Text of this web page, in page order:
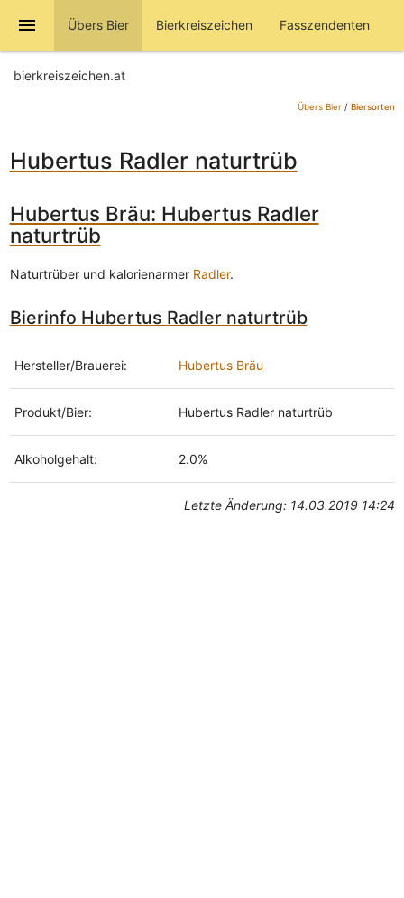
menu Übers Bier Bierkreiszeichen Fasszendenten
bierkreiszeichen.at
Übers Bier/ Biersorten
Hubertus Radler naturtrüb
Hubertus Bräu: Hubertus Radler
naturtrüb
Naturtrüber und kalorienarmer Radler.
Bierinfo Hubertus Radler naturtrüb
Hersteller/Brauerei: Hubertus Bräu
Produkt/Bier: Hubertus Radler naturtrüb
Alkoholgehalt: 2.0%
Letzte Änderung: 14.03.2019 14:24